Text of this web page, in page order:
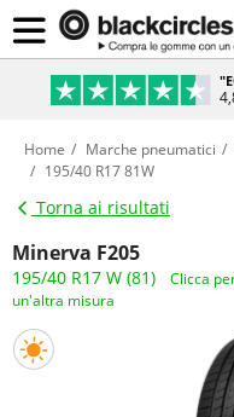
Home Marche pneumatici
195/40 R17 81W
Torna ai risultati
Minerva F205
195/40 R17 W (81)
Clicca
un'altra misura